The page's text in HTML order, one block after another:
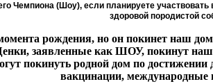
Чемпиона (Шоу), если планируете
здоровой породистой
рождения, но он покинет наш
заявленные как ШОУ, покинут
покинуть родной дом по
вакцинации, международные